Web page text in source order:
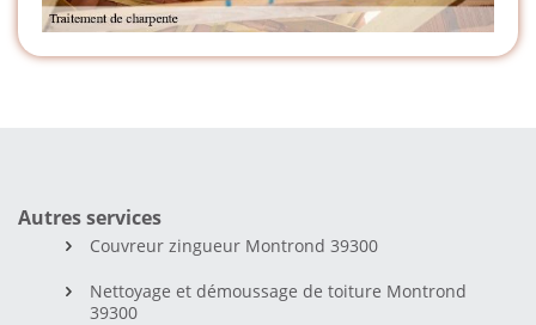
Autres services
Couvreur zingueur Montrond 39300
Nettoyage et démoussage de toiture Montrond
39300